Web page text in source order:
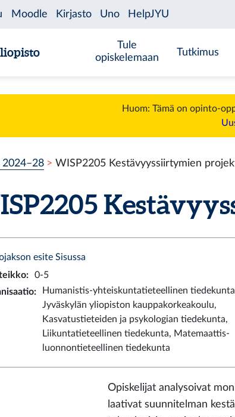
Tule
opiskelemaan
Tutkimus
Huom: Tämä on opinto-
WISP2205 Kestävyyssiirtymien
esite Sisussa
: 0-5
:
Humanistis-yhteiskuntatieteellinen
Jyväskylän yliopiston kauppakorkeakoulu,
Kasvatustieteiden ja psykologian tiedekunta,
Liikuntatieteellinen tiedekunta, Matemaattis-
luonnontieteellinen tiedekunta
Opiskelijat analysoivat
laativat suunnitelman